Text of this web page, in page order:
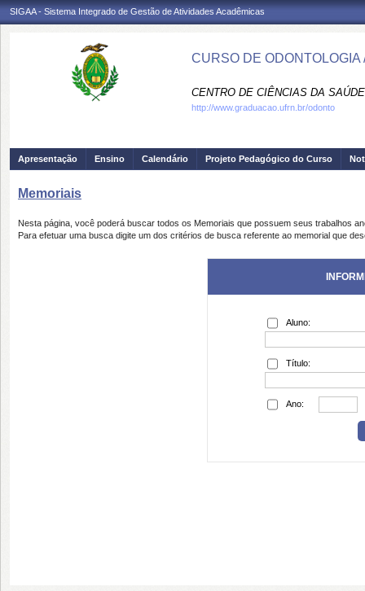
SIGAA - Sistema Integrado de Gestão de Atividades Acadêmicas
CURSO DE ODONTOLOGIA
CENTRO DE CIÊNCIAS DA
http://www.graduacao.ufrn.br/odonto
Apresentação Ensino Calendário Projeto Pedagógico do Curso
Memoriais
Nesta página, você poderá buscar todos os Memoriais que possuem seus trabalhos
Para efetuar uma busca digite um dos critérios de busca referente ao memorial que
Aluno:
Título:
Ano: